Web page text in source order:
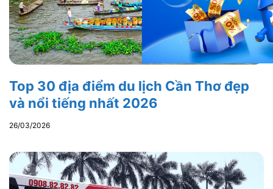
Top 30 địa điểm du lịch Cần Thơ đẹp
và nổi tiếng nhất 2026
26/03/2026